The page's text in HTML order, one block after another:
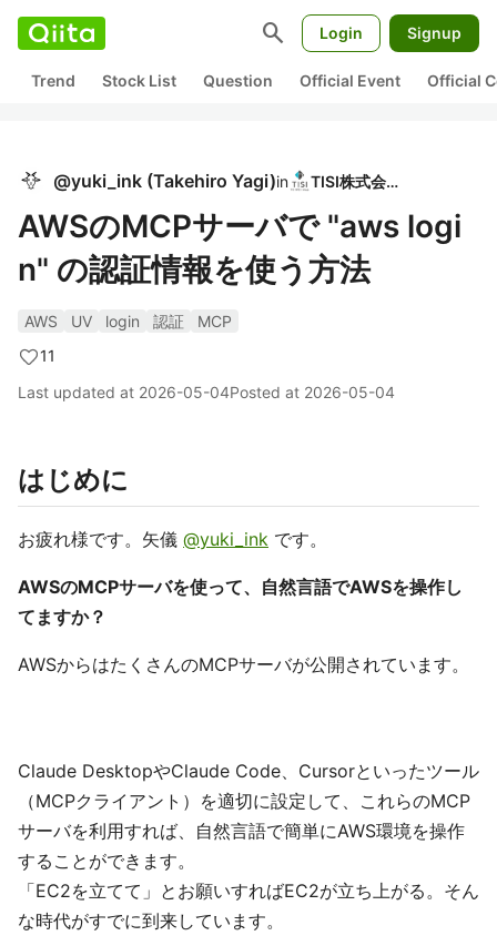
search Login Signup
Trend Stock List Question Official Event Official
@yuki_ink (Takehiro Yagi)in TISI株式会社
AWSのMCPサーバで "aws logi
n" の認証情報を使う方法
AWS UV login 認証
MCP
11
Last updated at 2026-05-04Posted at 2026-05-04
はじめに
お疲れ様です。矢儀 @yuki_ink です。
AWSのMCPサーバを使って、自然言語でAWSを操作し
てますか？
AWSからはたくさんのMCPサーバが公開されています。
Claude DesktopやClaude Code、Cursorといったツール
（MCPクライアント）を適切に設定して、これらのMCP
サーバを利用すれば、自然言語で簡単にAWS環境を操作
することができます。
「EC2を立てて」とお願いすればEC2が立ち上がる。そん
な時代がすでに到来しています。